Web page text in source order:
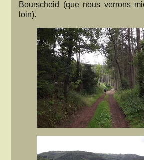
Bourscheid (que nous verrons
loin).